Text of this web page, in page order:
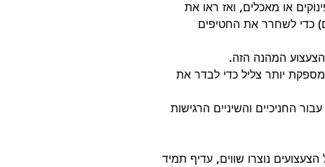
או מאכלים, ואז ראו את
כדי לשחרר את החטיפים
המהנה הזה.
יותר צליל כדי לבדר את
החניכיים והשיניים הרגישות
נוצרו שווים, עדיף תמיד